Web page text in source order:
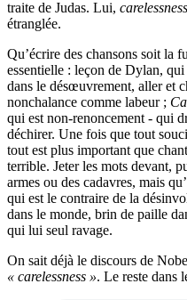
traite de Judas. Lui, carelessness
étranglée.
Qu’écrire des chansons soit la
essentielle : leçon de Dylan, qui
dans le désœuvrement, aller et
nonchalance comme labeur ;
qui est non-renoncement - qui
déchirer. Une fois que tout
tout est plus important que
terrible. Jeter les mots devant,
armes ou des cadavres, mais
qui est le contraire de la
dans le monde, brin de paille
qui lui seul ravage.
On sait déjà le discours de
« carelessness ». Le reste dans